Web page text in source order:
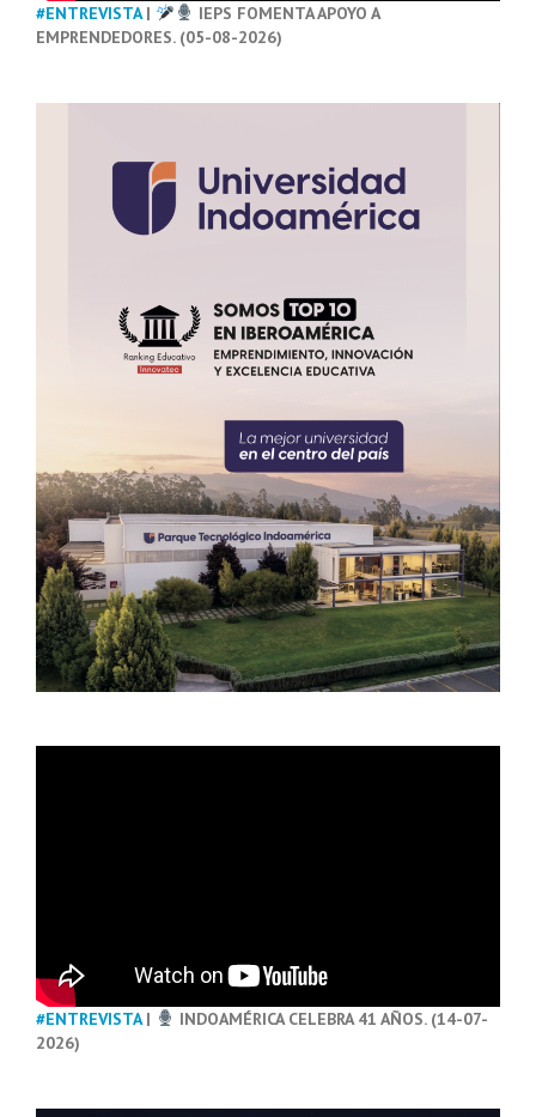
#ENTREVISTA|
IEPS FOMENTA APOYO A
EMPRENDEDORES. (05-08-2026)
#ENTREVISTA|
INDOAMÉRICA CELEBRA 41 AÑOS. (14-07-
2026)